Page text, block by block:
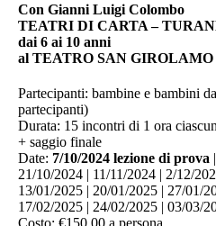
Con Gianni Luigi Colombo
TEATRI DI CARTA –
dai 6 ai 10 anni
al TEATRO SAN GIROLAMO
Partecipanti: bambine e bambini
partecipanti)
Durata: 15 incontri di 1 ora
+ saggio finale
Date: 7/10/2024 lezione di prova |
21/10/2024 | 11/11/2024 | 2/12/
13/01/2025 | 20/01/2025 | 27/01/
17/02/2025 | 24/02/2025 | 03/03/